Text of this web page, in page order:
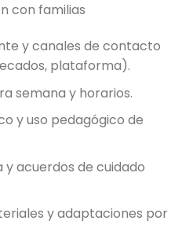
con familias
y canales de contacto
plataforma).
semana y horarios.
y uso pedagógico de
acuerdos de cuidado
y adaptaciones por